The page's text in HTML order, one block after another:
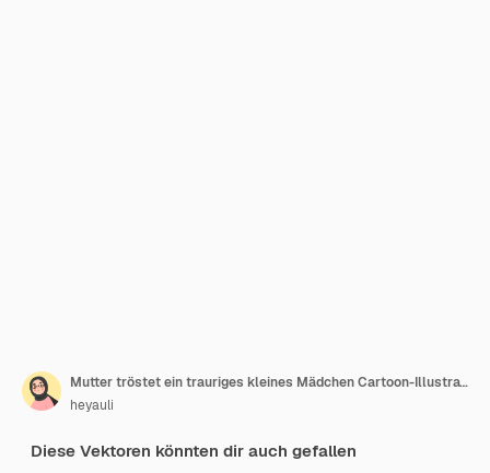
Mutter tröstet ein trauriges kleines Mädchen Cartoon-Illustration
heyauli
Diese Vektoren könnten dir auch gefallen